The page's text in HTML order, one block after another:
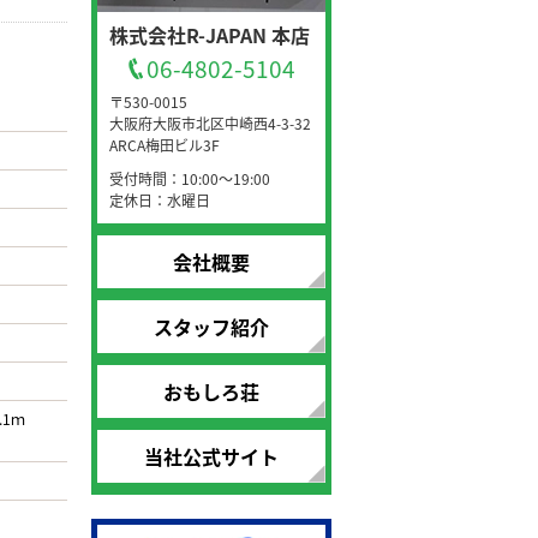
ｍ
株式会社R-JAPAN 本店
06-4802-5104
〒530-0015
大阪府大阪市北区中崎西4-3-32
ARCA梅田ビル3F
受付時間：10:00～19:00
定休日：水曜日
会社概要
スタッフ紹介
おもしろ荘
当社公式サイト